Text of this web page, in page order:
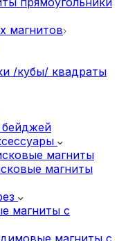
магнитов
/кубы/ квадраты
бейджей
магниты
магниты
магниты с
магниты с